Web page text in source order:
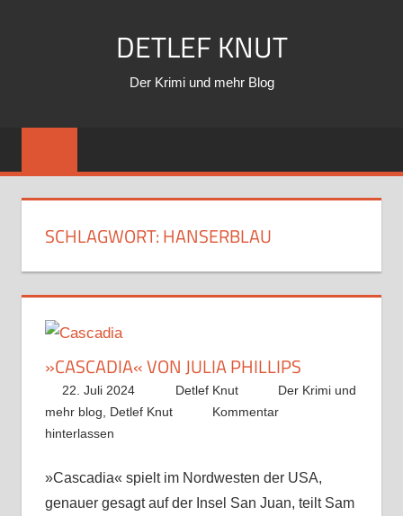
DETLEF KNUT
Der Krimi und mehr Blog
SCHLAGWORT:HANSERBLAU
»CASCADIA« VON JULIA PHILLIPS
22. Juli 2024 Detlef Knut
Der Krimi und
mehr blog
Detlef Knut
Kommentar
hinterlassen
»Cascadia« spielt im Nordwesten der USA,
genauer gesagt auf der Insel San Juan, teilt Sam